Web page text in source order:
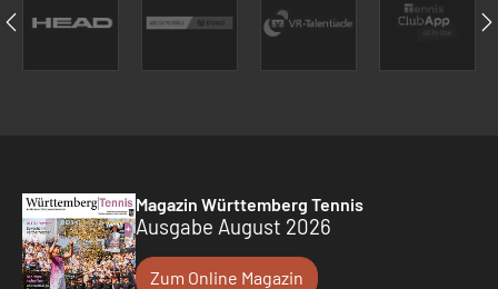
Magazin Württemberg Tennis
Ausgabe August 2026
Zum Online Magazin